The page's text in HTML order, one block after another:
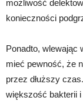
możliwość
konieczności
Ponadto, wlewając
mieć pewność, że
przez dłuższy
większość bakterii